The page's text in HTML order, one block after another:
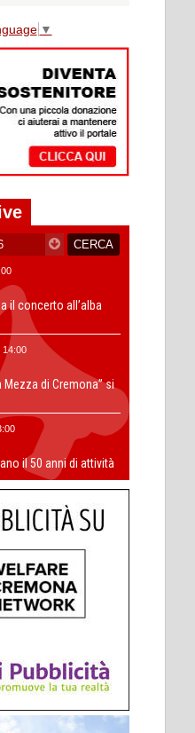
▼
il concerto all’alba
14:00
Mezza di Cremona” si
il 50 anni di attività